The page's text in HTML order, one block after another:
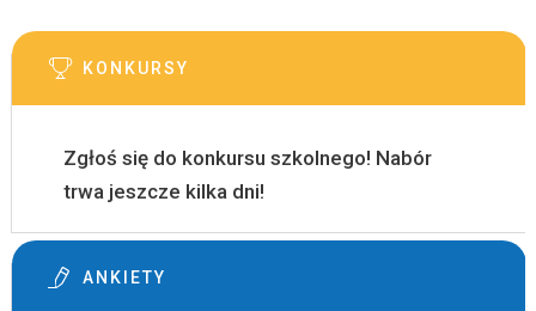
KONKURSY
Zgłoś się do konkursu szkolnego! Nabór
trwa jeszcze kilka dni!
ANKIETY